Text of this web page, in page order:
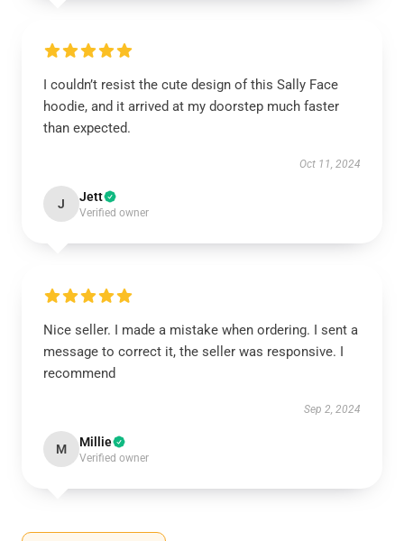
I couldn’t resist the cute design of this Sally Face
hoodie, and it arrived at my doorstep much faster
than expected.
Oct 11, 2024
J Jett
Verified owner
Nice seller. I made a mistake when ordering. I sent a
message to correct it, the seller was responsive. I
recommend
Sep 2, 2024
M Millie
Verified owner